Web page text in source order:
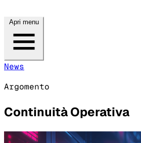
Apri menu
News
Argomento
Continuità Operativa